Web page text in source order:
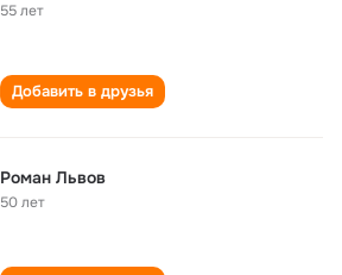
55 лет
Добавить в друзья
Роман Львов
50 лет